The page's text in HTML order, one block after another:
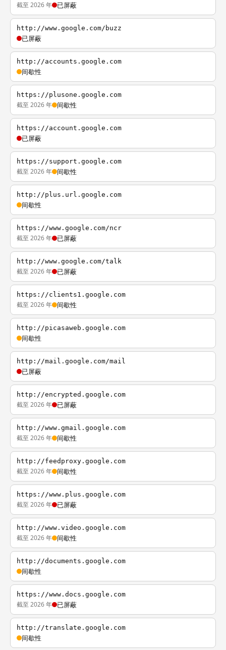
截至 2026 年 已屏蔽
http://www.google.com/buzz
已屏蔽
http://accounts.google.com
间歇性
https://plusone.google.com
截至 2026 年 间歇性
https://account.google.com
已屏蔽
https://support.google.com
截至 2026 年 间歇性
http://plus.url.google.com
间歇性
https://www.google.com/ncr
截至 2026 年 已屏蔽
http://www.google.com/talk
截至 2026 年 已屏蔽
https://clients1.google.com
截至 2026 年 间歇性
http://picasaweb.google.com
间歇性
http://mail.google.com/mail
已屏蔽
http://encrypted.google.com
截至 2026 年 已屏蔽
http://www.gmail.google.com
截至 2026 年 间歇性
http://feedproxy.google.com
截至 2026 年 间歇性
https://www.plus.google.com
截至 2026 年 已屏蔽
http://www.video.google.com
截至 2026 年 间歇性
http://documents.google.com
间歇性
https://www.docs.google.com
截至 2026 年 已屏蔽
http://translate.google.com
间歇性